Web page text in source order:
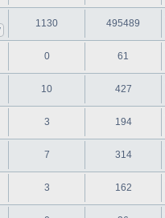
1130 495489
0 61
10 427
3 194
7 314
3 162